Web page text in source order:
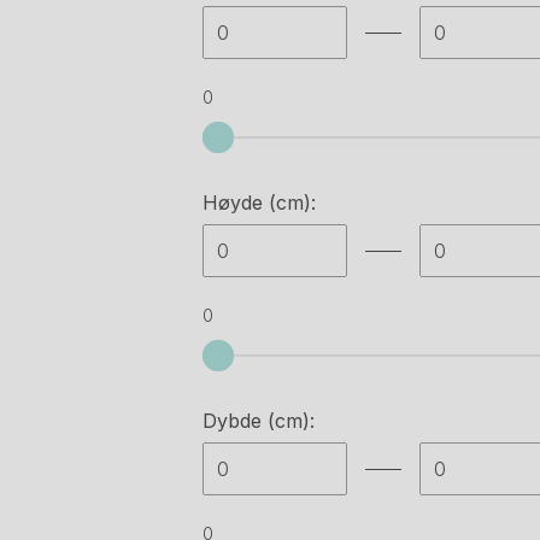
Backapp(8)
Belid(2)
Bent krogh
(2)
0
Høyde (cm):
0
Dybde (cm):
0